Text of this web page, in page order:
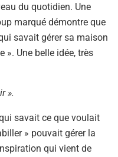
du quotidien. Une
marqué démontre que
savait gérer sa maison
». Une belle idée, très
».
savait ce que voulait
» pouvait gérer la
qui vient de